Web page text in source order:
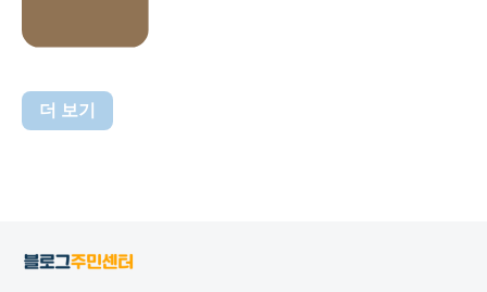
더 보기